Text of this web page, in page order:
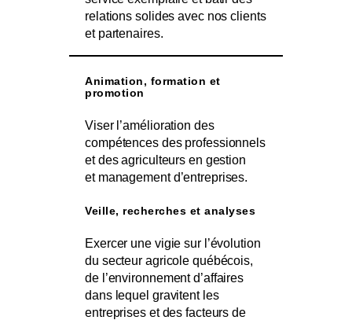
relations solides avec nos clients
et partenaires.
Animation, formation et
promotion
Viser l’amélioration des
compétences des professionnels
et des agriculteurs en gestion
et management d’entreprises.
Veille, recherches et analyses
Exercer une vigie sur l’évolution
du secteur agricole québécois,
de l’environnement d’affaires
dans lequel gravitent les
entreprises et des facteurs de